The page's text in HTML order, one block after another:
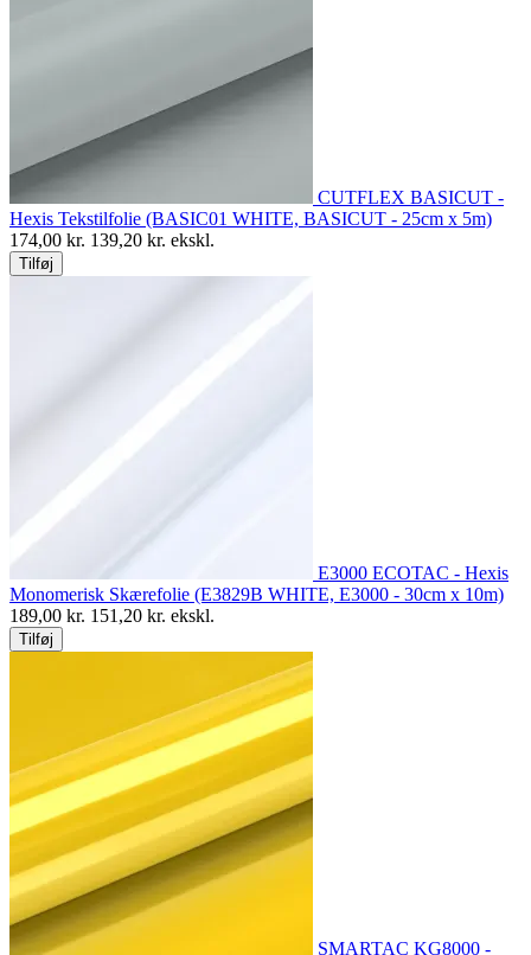
CUTFLEX BASICUT -
Hexis Tekstilfolie (BASIC01 WHITE, BASICUT - 25cm x 5m)
174,00 kr. 139,20 kr. ekskl.
Tilføj
E3000 ECOTAC - Hexis
Monomerisk Skærefolie (E3829B WHITE, E3000 - 30cm x 10m)
189,00 kr. 151,20 kr. ekskl.
Tilføj
SMARTAC KG8000 -